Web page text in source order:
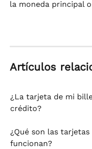
la moneda principal
Artículos
¿La tarjeta de mi
crédito?
¿Qué son las
funcionan?